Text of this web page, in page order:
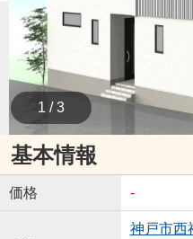
1 / 3
基本情報
価格 -
神戸市西